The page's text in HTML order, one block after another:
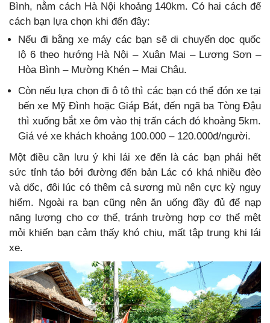
Bình, nằm cách Hà Nội khoảng 140km. Có hai cách để
cách bạn lựa chọn khi đến đây:
Nếu đi bằng xe máy các bạn sẽ di chuyển dọc quốc
lộ 6 theo hướng Hà Nội – Xuân Mai – Lương Sơn –
Hòa Bình – Mường Khén – Mai Châu.
Còn nếu lựa chọn đi ô tô thì các bạn có thể đón xe tại
bến xe Mỹ Đình hoặc Giáp Bát, đến ngã ba Tòng Đậu
thì xuống bắt xe ôm vào thị trấn cách đó khoảng 5km.
Giá vé xe khách khoảng 100.000 – 120.000đ/người.
Một điều cần lưu ý khi lái xe đến là các bạn phải hết
sức tỉnh táo bởi đường đến bản Lác có khá nhiều đèo
và dốc, đôi lúc có thêm cả sương mù nên cực kỳ nguy
hiểm. Ngoài ra bạn cũng nên ăn uống đầy đủ để nạp
năng lượng cho cơ thể, tránh trường hợp cơ thể mệt
mỏi khiến bạn cảm thấy khó chịu, mất tập trung khi lái
xe.